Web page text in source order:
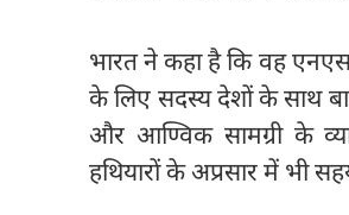
भारत ने कहा है कि वह
के लिए सदस्य देशों के साथ
और आण्विक सामग्री के
हथियारों के अप्रसार में भी